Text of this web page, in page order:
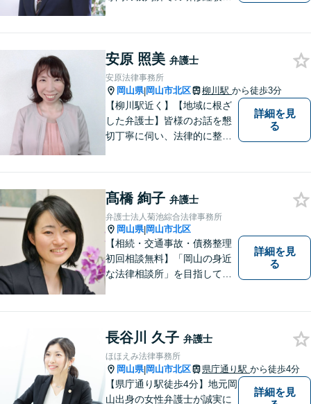
に関する相談対応、トラブル
解決実績多数。
安原 照美 弁護士
安原法律事務所
岡山県|岡山市北区 柳川駅 から徒歩3分
【柳川駅近く】【地域に根ざ
した弁護士】皆様のお話を懇
切丁寧に伺い、法律的に整理
少しでも解決されますよう，
誠心誠意努力いたす所存で
す。皆様方のご来所をお待ち
しております。
詳細を見
る
髙橋 絢子 弁護士
弁護士法人菊池綜合法律事務所
岡山県|岡山市北区
【相続・交通事故・債務整理
初回相談無料】「岡山の身近
な法律相談所」を目指してい
んなささいなことでも構いま
せん。お気軽にご相談くださ
い。【土曜日も受付可能】
【専用駐車場あり】
詳細を見
る
長谷川 久子 弁護士
ほほえみ法律事務所
岡山県|岡山市北区 県庁通り駅 から徒歩4分
【県庁通り駅徒歩4分】地元岡
山出身の女性弁護士が誠実に
詳細を見